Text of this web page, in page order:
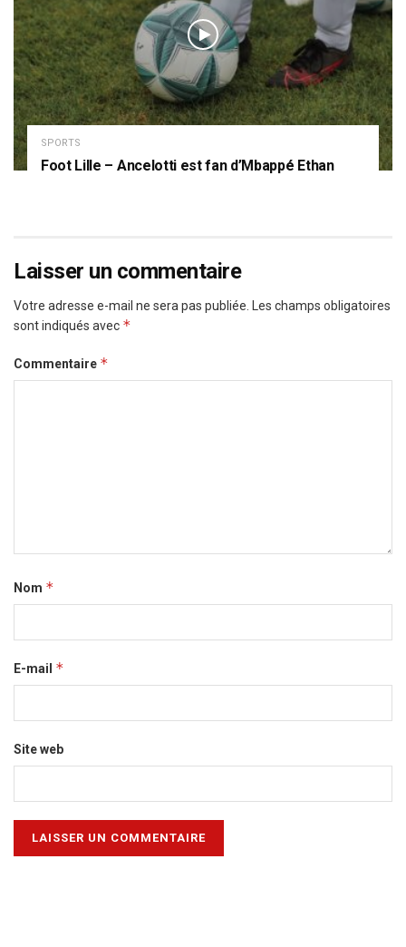
SPORTS
Foot Lille – Ancelotti est fan d’Mbappé Ethan
Laisser un commentaire
Votre adresse e-mail ne sera pas publiée.
Les champs obligatoires
sont indiqués avec *
Commentaire *
Nom *
E-mail *
Site web